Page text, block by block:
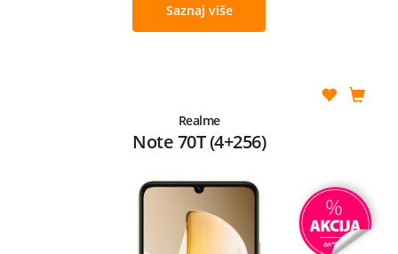
Saznaj više
Realme
Note 70T (4+256)